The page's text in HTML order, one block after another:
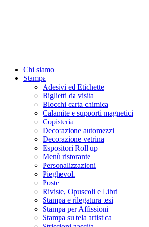
Chi siamo
Stampa
Adesivi ed Etichette
Biglietti da visita
Blocchi carta chimica
Calamite e supporti magnetici
Copisteria
Decorazione automezzi
Decorazione vetrina
Espositori Roll up
Menù ristorante
Personalizzazioni
Pieghevoli
Poster
Riviste, Opuscoli e Libri
Stampa e rilegatura tesi
Stampa per Affissioni
Stampa su tela artistica